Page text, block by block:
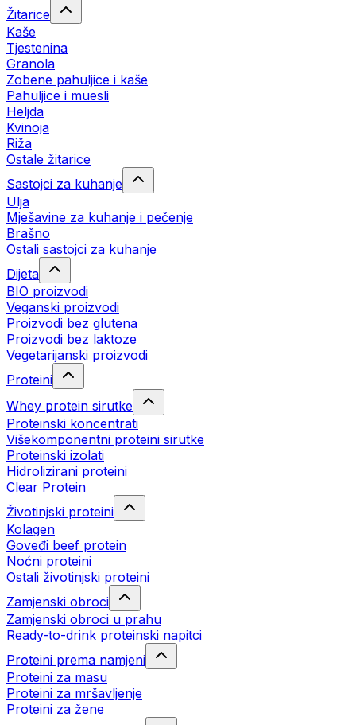
Žitarice
Kaše
Tjestenina
Granola
Zobene pahuljice i kaše
Pahuljice i muesli
Heljda
Kvinoja
Riža
Ostale žitarice
Sastojci za kuhanje
Ulja
Mješavine za kuhanje i pečenje
Brašno
Ostali sastojci za kuhanje
Dijeta
BIO proizvodi
Veganski proizvodi
Proizvodi bez glutena
Proizvodi bez laktoze
Vegetarijanski proizvodi
Proteini
Whey protein sirutke
Proteinski koncentrati
Višekomponentni proteini sirutke
Proteinski izolati
Hidrolizirani proteini
Clear Protein
Životinjski proteini
Kolagen
Goveđi beef protein
Noćni proteini
Ostali životinjski proteini
Zamjenski obroci
Zamjenski obroci u prahu
Ready-to-drink proteinski napitci
Proteini prema namjeni
Proteini za masu
Proteini za mršavljenje
Proteini za žene